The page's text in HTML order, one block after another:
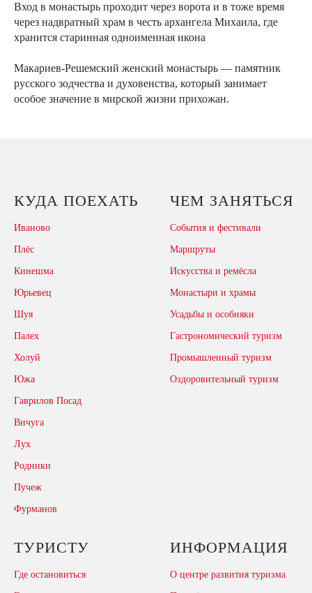
Вход в монастырь проходит через ворота и в тоже время
через надвратный храм в честь архангела Михаила, где
хранится старинная одноименная икона
Макариев-Решемский женский монастырь — памятник
русского зодчества и духовенства, который занимает
особое значение в мирской жизни прихожан.
КУДА ПОЕХАТЬ
Иваново
Плёс
Кинешма
Юрьевец
Шуя
Палех
Холуй
Южа
Гаврилов Посад
Вичуга
Лух
Родники
Пучеж
Фурманов
ЧЕМ ЗАНЯТЬСЯ
События и фестивали
Маршруты
Искусства и ремёсла
Монастыри и храмы
Усадьбы и особняки
Гастрономический туризм
Промышленный туризм
Оздоровительный туризм
ТУРИСТУ
Где остановиться
ИНФОРМАЦИЯ
О центре развития туризма